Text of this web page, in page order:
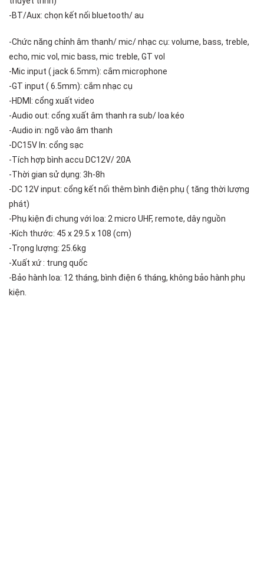
-BT/Aux: chọn kết nối bluetooth/ au
-Chức năng chỉnh âm thanh/ mic/ nhạc cụ: volume, bass, treble,
echo, mic vol, mic bass, mic treble, GT vol
-Mic input ( jack 6.5mm): cắm microphone
-GT input ( 6.5mm): cắm nhạc cụ
-HDMI: cổng xuất video
-Audio out: cổng xuất âm thanh ra sub/ loa kéo
-Audio in: ngõ vào âm thanh
-DC15V In: cổng sạc
-Tích hợp bình accu DC12V/ 20A
-Thời gian sử dụng: 3h-8h
-DC 12V input: cổng kết nối thêm bình điện phụ ( tăng thời lượng
phát)
-Phụ kiện đi chung với loa: 2 micro UHF, remote, dây nguồn
-Kích thước: 45 x 29.5 x 108 (cm)
-Trọng lượng: 25.6kg
-Xuất xứ : trung quốc
-Bảo hành loa: 12 tháng, bình điện 6 tháng, không bảo hành phụ
kiện.